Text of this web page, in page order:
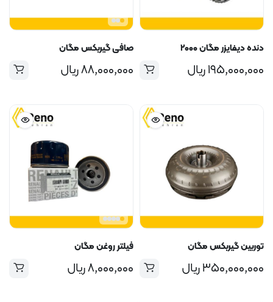
دنده دیفایزر مگان ۲۰۰۰
۱۹۵,۰۰۰,۰۰۰ریال
صافی گیربکس مگان
۸۸,۰۰۰,۰۰۰ریال
توربین گیربکس مگان
۳۵۰,۰۰۰,۰۰۰ریال
فیلتر روغن مگان
۸,۰۰۰,۰۰۰ریال